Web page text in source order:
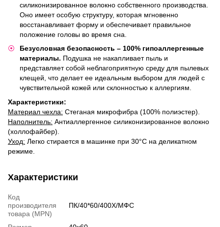
силиконизированное волокно собственного производства.
Оно имеет особую структуру, которая мгновенно
восстанавливает форму и обеспечивает правильное
положение головы во время сна.
Безусловная безопасность – 100% гипоаллергенные
материалы. Подушка не накапливает пыль и
представляет собой неблагоприятную среду для пылевых
клещей, что делает ее идеальным выбором для людей с
чувствительной кожей или склонностью к аллергиям.
​Характеристики:
Материал чехла: Стеганая микрофибра (100% полиэстер).
​Наполнитель: Антиаллергенное силиконизированное волокно
(холлофайбер).
​Уход: Легко стирается в машинке при 30°C на деликатном
режиме.
Характеристики
Код
производителя
товара (MPN)
ПК/40*60/400Х/МФС